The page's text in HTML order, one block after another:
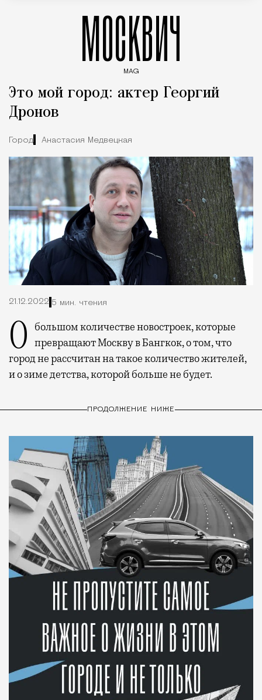
МОСКВИЧ
MAG
Это мой город: актер Георгий
Дронов
Город Анастасия Медвецкая
21.12.2022 5 мин. чтения
О большом количестве новостроек, которые превращают Москву в Бангкок, о том, что
город не рассчитан на такое количество жителей,
и о зиме детства, которой больше не будет.
ПРОДОЛЖЕНИЕ НИЖЕ